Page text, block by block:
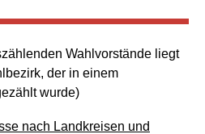
Wahlvorstände liegt
der in einem
wurde)
nach Landkreisen und